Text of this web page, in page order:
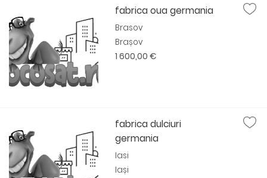
fabrica oua germania
Brasov
Brașov
1 600,00 €
fabrica dulciuri
germania
Iasi
Iași